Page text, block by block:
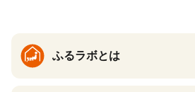
ふるラボとは